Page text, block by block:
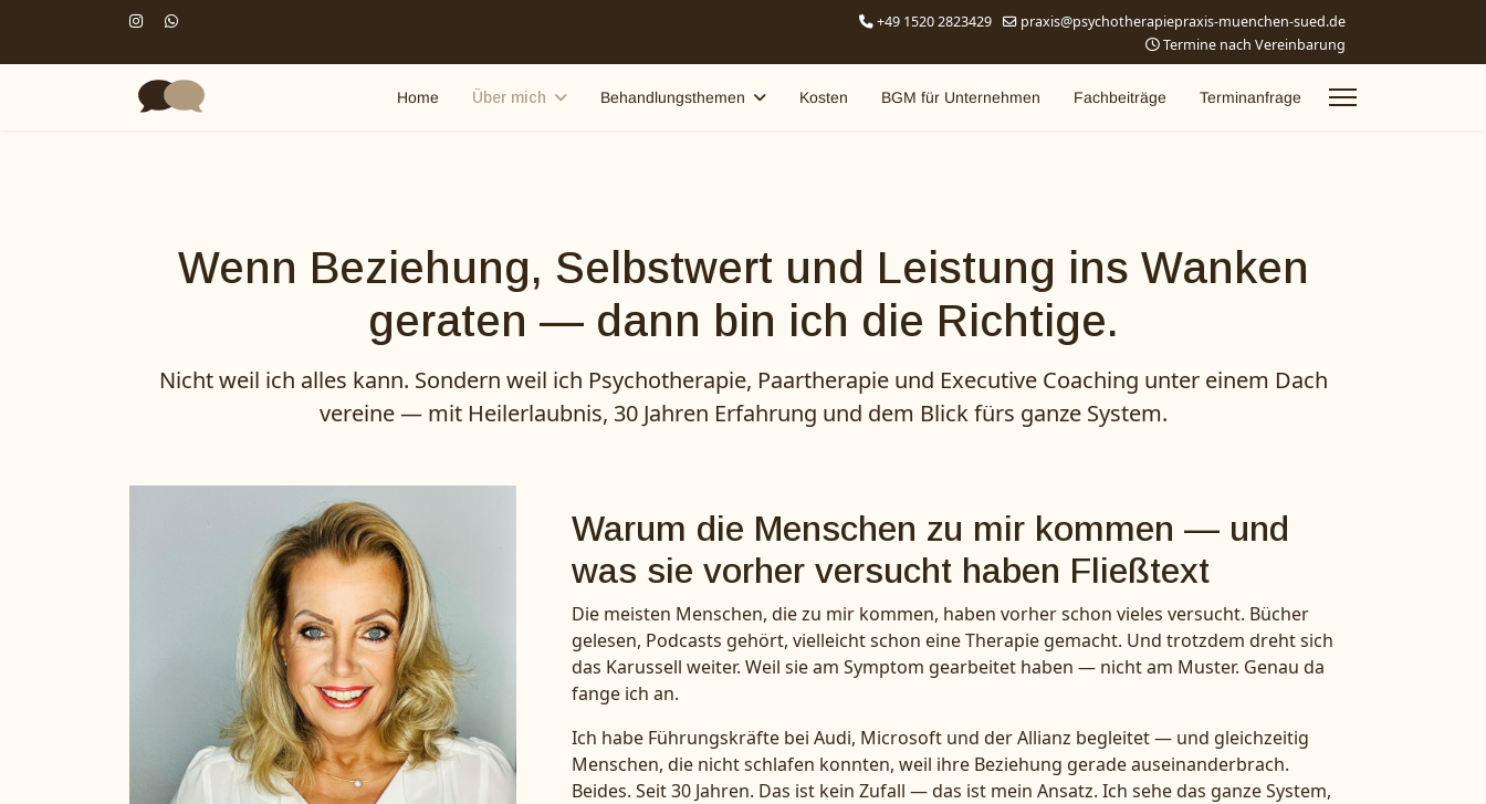
+49 1520 2823429
praxis@psychotherapiepraxis-muenchen-sued.de
Termine nach Vereinbarung
Home Über mich Behandlungsthemen Kosten BGM für Unternehmen Fachbeiträge Terminanfrage
Wenn Beziehung, Selbstwert und Leistung ins Wanken
geraten — dann bin ich die Richtige.
Nicht weil ich alles kann. Sondern weil ich Psychotherapie, Paartherapie und Executive Coaching unter einem Dach
vereine — mit Heilerlaubnis, 30 Jahren Erfahrung und dem Blick fürs ganze System.
Warum die Menschen zu mir kommen — und
was sie vorher versucht haben Fließtext
Die meisten Menschen, die zu mir kommen, haben vorher schon vieles versucht. Bücher
gelesen, Podcasts gehört, vielleicht schon eine Therapie gemacht. Und trotzdem dreht sich
das Karussell weiter. Weil sie am Symptom gearbeitet haben — nicht am Muster. Genau da
fange ich an.
Ich habe Führungskräfte bei Audi, Microsoft und der Allianz begleitet — und gleichzeitig
Menschen, die nicht schlafen konnten, weil ihre Beziehung gerade auseinanderbrach.
Beides. Seit 30 Jahren. Das ist kein Zufall — das ist mein Ansatz. Ich sehe das ganze System,